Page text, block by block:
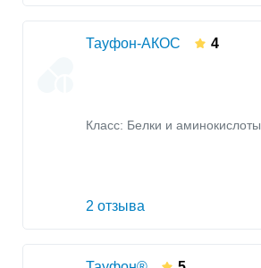
Тауфон-АКОС 4
Класс: Белки и аминокислоты
2 отзыва